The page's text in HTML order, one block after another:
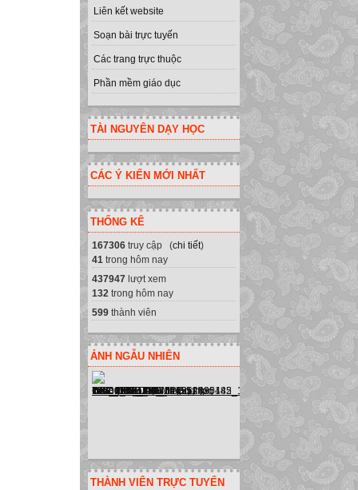
Liên kết website
Soạn bài trực tuyến
Các trang trực thuộc
Phần mềm giáo dục
TÀI NGUYÊN DẠY HỌC
CÁC Ý KIẾN MỚI NHẤT
THỐNG KÊ
167306 truy cập (chi tiết)
41 trong hôm nay
437947 lượt xem
132 trong hôm nay
599 thành viên
ẢNH NGẪU NHIÊN
THÀNH VIÊN TRỰC TUYẾN